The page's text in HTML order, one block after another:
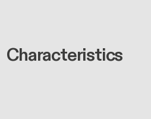
Characteristics